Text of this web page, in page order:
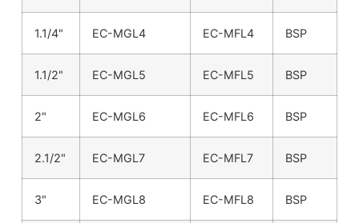
1.1/4" EC-MGL4 EC-MFL4 BSP
1.1/2" EC-MGL5 EC-MFL5 BSP
2" EC-MGL6 EC-MFL6 BSP
2.1/2" EC-MGL7 EC-MFL7 BSP
3" EC-MGL8 EC-MFL8 BSP